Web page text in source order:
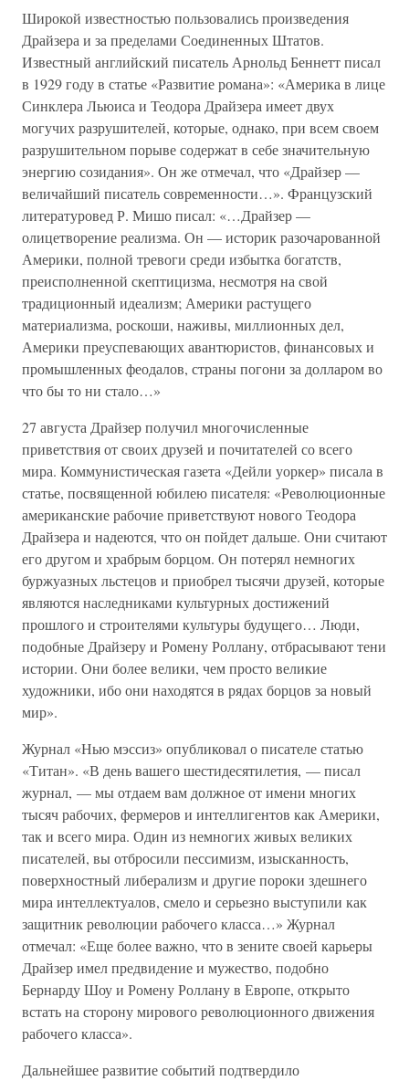
Широкой известностью пользовались произведения
Драйзера и за пределами Соединенных Штатов.
Известный английский писатель Арнольд Беннетт писал
в 1929 году в статье «Развитие романа»: «Америка в лице
Синклера Льюиса и Теодора Драйзера имеет двух
могучих разрушителей, которые, однако, при всем своем
разрушительном порыве содержат в себе значительную
энергию созидания». Он же отмечал, что «Драйзер —
величайший писатель современности…». Французский
литературовед Р. Мишо писал: «…Драйзер —
олицетворение реализма. Он — историк разочарованной
Америки, полной тревоги среди избытка богатств,
преисполненной скептицизма, несмотря на свой
традиционный идеализм; Америки растущего
материализма, роскоши, наживы, миллионных дел,
Америки преуспевающих авантюристов, финансовых и
промышленных феодалов, страны погони за долларом во
что бы то ни стало…»
27 августа Драйзер получил многочисленные
приветствия от своих друзей и почитателей со всего
мира. Коммунистическая газета «Дейли уоркер» писала в
статье, посвященной юбилею писателя: «Революционные
американские рабочие приветствуют нового Теодора
Драйзера и надеются, что он пойдет дальше. Они считают
его другом и храбрым борцом. Он потерял немногих
буржуазных льстецов и приобрел тысячи друзей, которые
являются наследниками культурных достижений
прошлого и строителями культуры будущего… Люди,
подобные Драйзеру и Ромену Роллану, отбрасывают тени
истории. Они более велики, чем просто великие
художники, ибо они находятся в рядах борцов за новый
мир».
Журнал «Нью мэссиз» опубликовал о писателе статью
«Титан». «В день вашего шестидесятилетия, — писал
журнал, — мы отдаем вам должное от имени многих
тысяч рабочих, фермеров и интеллигентов как Америки,
так и всего мира. Один из немногих живых великих
писателей, вы отбросили пессимизм, изысканность,
поверхностный либерализм и другие пороки здешнего
мира интеллектуалов, смело и серьезно выступили как
защитник революции рабочего класса…» Журнал
отмечал: «Еще более важно, что в зените своей карьеры
Драйзер имел предвидение и мужество, подобно
Бернарду Шоу и Ромену Роллану в Европе, открыто
встать на сторону мирового революционного движения
рабочего класса».
Дальнейшее развитие событий подтвердило